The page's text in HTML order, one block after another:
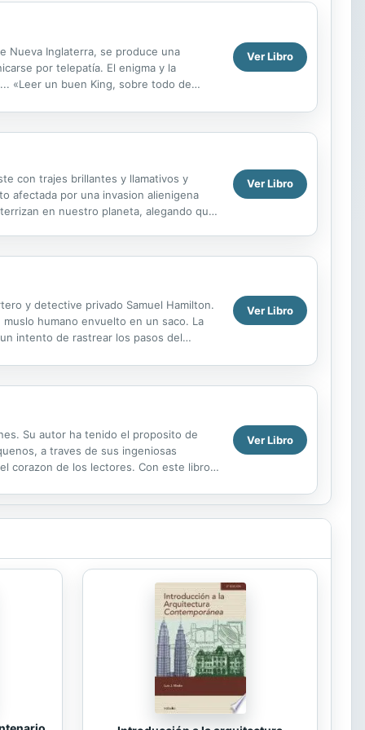
Nueva Inglaterra, se produce una
por telepatía. El enigma y la
«Leer un buen King, sobre todo de
Ver Libro
con trajes brillantes y llamativos y
afectada por una invasion alienigena
en nuestro planeta, alegando que
Ver Libro
y detective privado Samuel Hamilton.
humano envuelto en un saco. La
intento de rastrear los pasos del
Ver Libro
Su autor ha tenido el proposito de
a traves de sus ingeniosas
corazon de los lectores. Con este libro
Ver Libro